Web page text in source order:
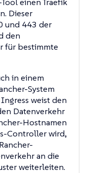
Dieser
und 443 der
den
für bestimmte
in einem
System
weist den
Datenverkehr
Hostnamen
Controller wird,
an die
weiterleiten.